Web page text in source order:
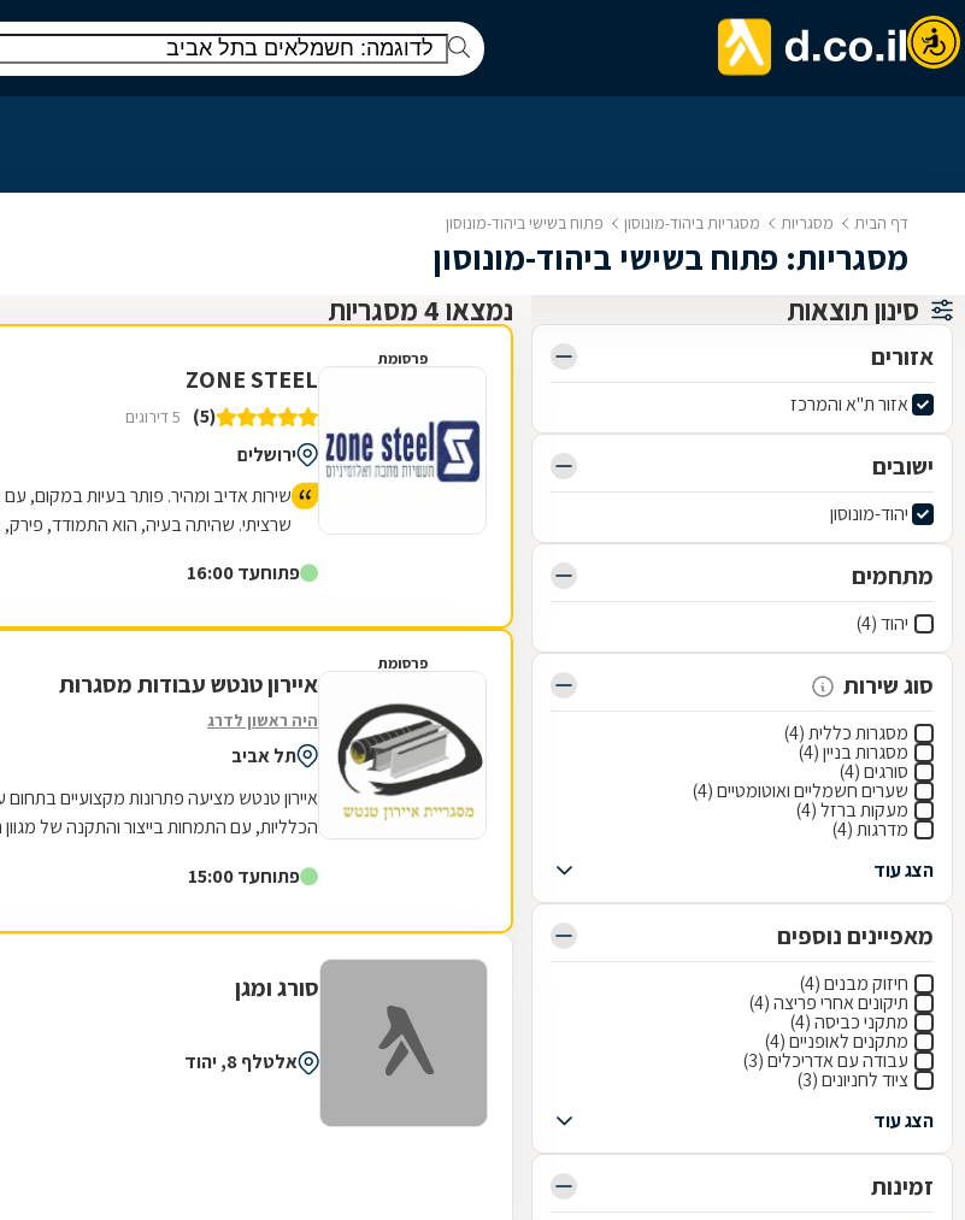
דף הבית מסגריות מסגריות ביהוד-מונוסון פתוח בשישי ביהוד-מונוסון
מסגריות: פתוח בשישי ביהוד-מונוסון
סינון תוצאות
אזורים
אזור ת"א והמרכז
ישובים
יהוד-מונוסון
מתחמים
יהוד (4)
סוג שירות
מסגרות כללית (4)
מסגרות בניין (4)
סורגים (4)
שערים חשמליים ואוטומטיים (4)
מעקות ברזל (4)
מדרגות (4)
הצג עוד
מאפיינים נוספים
חיזוק מבנים (4)
תיקונים אחרי פריצה (4)
מתקני כביסה (4)
מתקנים לאופניים (4)
עבודה עם אדריכלים (3)
ציוד לחניונים (3)
הצג עוד
זמינות
נמצאו 4 מסגריות
פרסומת
ZONE STEEL
(5) 5 דירוגים
ירושלים
שירות אדיב ומהיר. פותר בעיות
שרציתי. שהיתה בעיה, הוא התמודד, פירק,
פתוחעד 16:00
פרסומת
איירון טנטש עבודות מסגרות
היה ראשון לדרג
תל אביב
איירון טנטש מציעה פתרונות מקצועיים
הכלליות, עם התמחות בייצור והתקנה של
פתוחעד 15:00
סורג ומגן
אלטלף 8, יהוד